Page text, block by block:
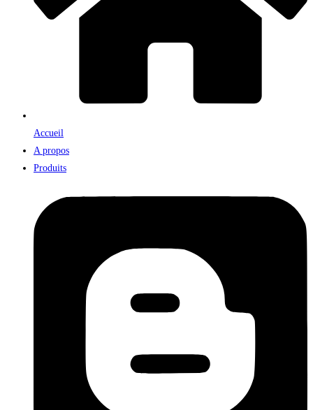
Accueil
A propos
Produits